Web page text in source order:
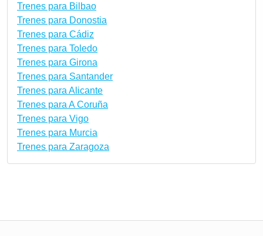
Trenes para Bilbao
Trenes para Donostia
Trenes para Cádiz
Trenes para Toledo
Trenes para Girona
Trenes para Santander
Trenes para Alicante
Trenes para A Coruña
Trenes para Vigo
Trenes para Murcia
Trenes para Zaragoza